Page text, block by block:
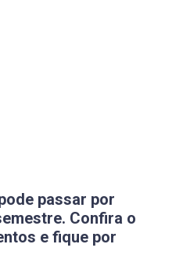
passar por
Confira o
e fique por